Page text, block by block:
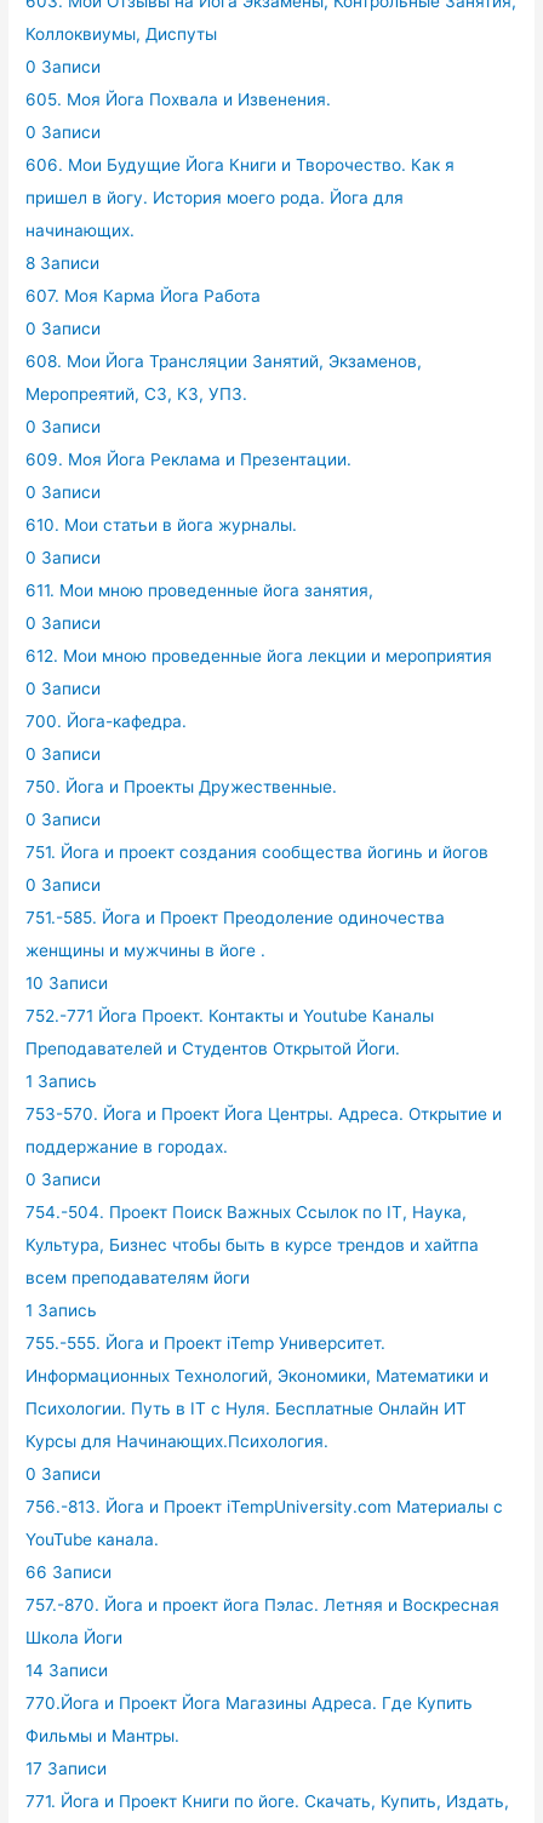
Коллоквиумы, Диспуты
0 Записи
605. Моя Йога Похвала и Извенения.
0 Записи
606. Мои Будущие Йога Книги и Творочество. Как я
пришел в йогу. История моего рода. Йога для
начинающих.
8 Записи
607. Моя Карма Йога Работа
0 Записи
608. Мои Йога Трансляции Занятий, Экзаменов,
Меропреятий, СЗ, КЗ, УПЗ.
0 Записи
609. Моя Йога Реклама и Презентации.
0 Записи
610. Мои статьи в йога журналы.
0 Записи
611. Мои мною проведенные йога занятия,
0 Записи
612. Мои мною проведенные йога лекции и мероприятия
0 Записи
700. Йога-кафедра.
0 Записи
750. Йога и Проекты Дружественные.
0 Записи
751. Йога и проект создания сообщества йогинь и йогов
0 Записи
751.-585. Йога и Проект Преодоление одиночества
женщины и мужчины в йоге .
10 Записи
752.-771 Йога Проект. Контакты и Youtube Каналы
Преподавателей и Студентов Открытой Йоги.
1 Запись
753-570. Йога и Проект Йога Центры. Адреса. Открытие и
поддержание в городах.
0 Записи
754.-504. Проект Поиск Важных Ссылок по IT, Наука,
Культура, Бизнес чтобы быть в курсе трендов и хайтпа
всем преподавателям йоги
1 Запись
755.-555. Йога и Проект iTemp Университет.
Информационных Технологий, Экономики, Математики и
Психологии. Путь в IT с Нуля. Бесплатные Онлайн ИТ
Курсы для Начинающих.Психология.
0 Записи
756.-813. Йога и Проект iTempUniversity.com Материалы с
YouTube канала.
66 Записи
757.-870. Йога и проект йога Пэлас. Летняя и Воскресная
Школа Йоги
14 Записи
770.Йога и Проект Йога Магазины Адреса. Где Купить
Фильмы и Мантры.
17 Записи
771. Йога и Проект Книги по йоге. Скачать, Купить, Издать,